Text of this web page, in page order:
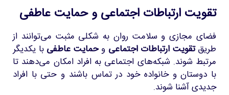
تقویت ارتباطات اجتماعی و حمایت عاطفی
فضای مجازی و سلامت روان به شکلی مثبت می‌توانند از
طریقتقویت ارتباطات اجتماعی وحمایت عاطفی با یکدیگر
مرتبط شوند. شبکه‌های اجتماعی به افراد امکان می‌دهند تا
با دوستان و خانواده خود در تماس باشند و حتی با افراد
جدیدی آشنا شوند.